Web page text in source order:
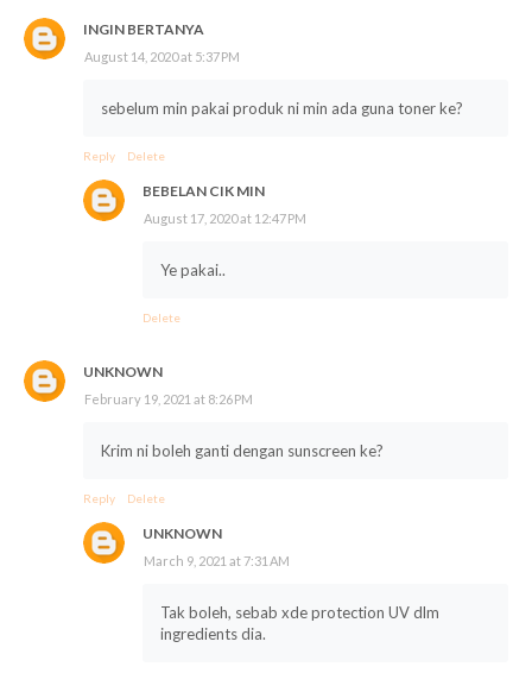
INGIN BERTANYA
August 14, 2020 at 5:37 PM
sebelum min pakai produk ni min ada guna toner ke?
Reply Delete
BEBELAN CIK MIN
August 17, 2020 at 12:47 PM
Ye pakai..
Delete
UNKNOWN
February 19, 2021 at 8:26 PM
Krim ni boleh ganti dengan sunscreen ke?
Reply Delete
UNKNOWN
March 9, 2021 at 7:31 AM
Tak boleh, sebab xde protection UV dlm
ingredients dia.